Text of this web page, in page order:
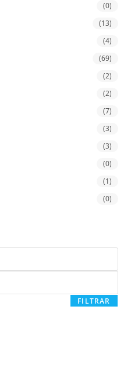
(0)
(13)
(4)
(69)
(2)
(2)
(7)
(3)
(3)
(0)
(1)
(0)
FILTRAR